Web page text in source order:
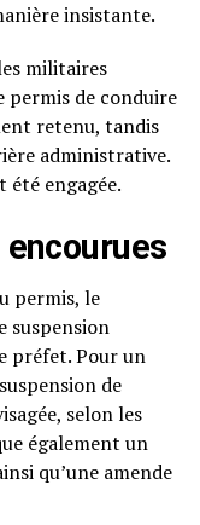
insistante.
militaires
permis de conduire
retenu, tandis
administrative.
été engagée.
permis, le
suspension
préfet. Pour un
de
selon les
également un
qu’une amende